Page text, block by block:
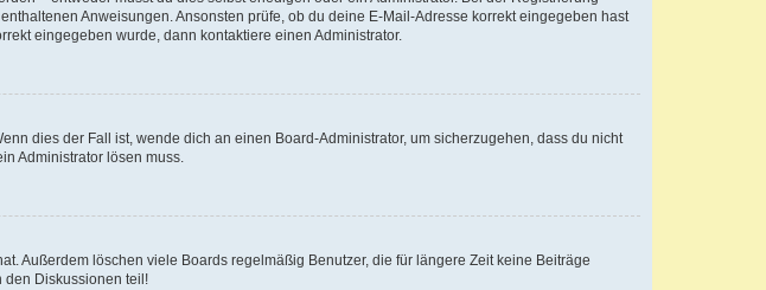
Anweisungen. Ansonsten prüfe, ob du deine E-Mail-Adresse korrekt eingegeben hast
eingegeben wurde, dann kontaktiere einen Administrator.
dies der Fall ist, wende dich an einen Board-Administrator, um sicherzugehen, dass du nicht
Administrator lösen muss.
Außerdem löschen viele Boards regelmäßig Benutzer, die für längere Zeit keine Beiträge
den Diskussionen teil!